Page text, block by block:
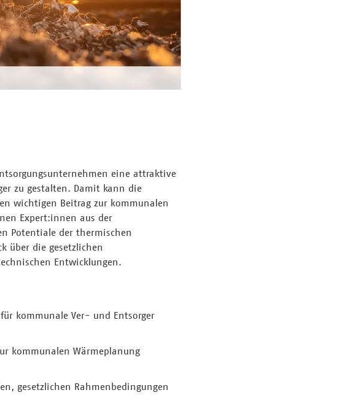
eine attraktive
zu gestalten. Damit kann die
wichtigen Beitrag zur kommunalen
Expert:innen aus der
Potentiale der thermischen
über die gesetzlichen
Entwicklungen.
kommunale Ver- und Entsorger
kommunalen Wärmeplanung
gesetzlichen Rahmenbedingungen